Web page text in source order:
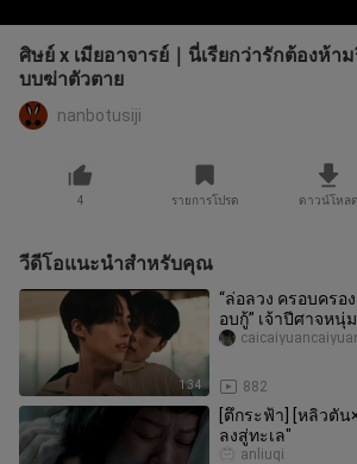
ศิษย์ x เมียอาจารย์｜นี่เรียกว่ารักต้องห้า
บบฆ่าตัวตาย
nanbotusiji
4 รายการโปรด ดาวน์โหลด
วีดีโอแนะนำสำหรับคุณ
1:34
“ล่อลวง ครอบครอ
อบกู้” เจ้าปีศาจหนุ่
“อย่าคิดหนีไปจากข้
882
[ตึกระฟ้า] [หลิวตัน
ลงสู่ทะเล"
anliuqi